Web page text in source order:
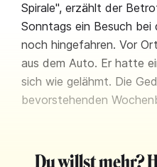
Spirale", erzählt der
Sonntags ein Besuch bei
noch hingefahren. Vor
aus dem Auto. Er hatte
sich wie gelähmt. Die
bevorstehenden
Du willst mehr?